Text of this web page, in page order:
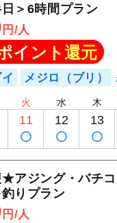
＞6時間プラン
円/人
イント還元
メジロ（ブリ）
火
11
水
12
木
13
アジング・バチコ
りプラン
円/人